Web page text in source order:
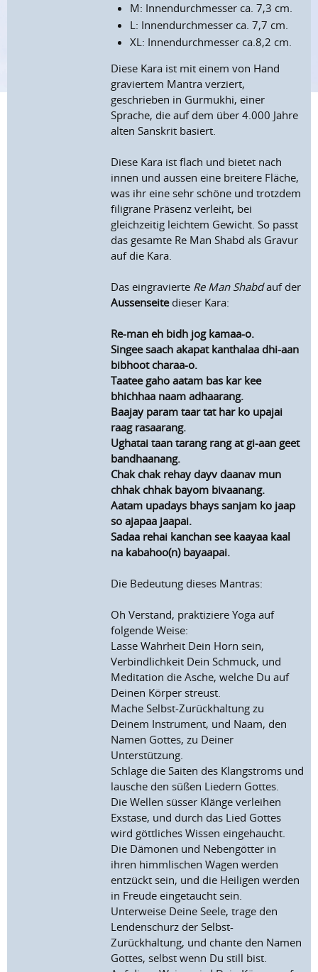
M: Innendurchmesser ca. 7,3 cm.
L: Innendurchmesser ca. 7,7 cm.
XL: Innendurchmesser ca.8,2 cm.
Diese Kara ist mit einem von Hand
graviertem Mantra verziert,
geschrieben in Gurmukhi, einer
Sprache, die auf dem über 4.000 Jahre
alten Sanskrit basiert.
Diese Kara ist flach und bietet nach
innen und aussen eine breitere Fläche,
was ihr eine sehr schöne und trotzdem
filigrane Präsenz verleiht, bei
gleichzeitig leichtem Gewicht. So passt
das gesamte Re Man Shabd als Gravur
auf die Kara.
Das eingravierte Re Man Shabdauf der
Aussenseitedieser Kara:
Re-man eh bidh jog kamaa-o.
Singee saach akapat kanthalaa dhi-aan
bibhoot charaa-o.
Taatee gaho aatam bas kar kee
bhichhaa naam adhaarang.
Baajay param taar tat har ko upajai
raag rasaarang.
Ughatai taan tarang rang at gi-aan geet
bandhaanang.
Chak chak rehay dayv daanav mun
chhak chhak bayom bivaanang.
Aatam upadays bhays sanjam ko jaap
so ajapaa jaapai.
Sadaa rehai kanchan see kaayaa kaal
na kabahoo(n) bayaapai.
Die Bedeutung dieses Mantras:
Oh Verstand, praktiziere Yoga auf
folgende Weise:
Lasse Wahrheit Dein Horn sein,
Verbindlichkeit Dein Schmuck, und
Meditation die Asche, welche Du auf
Deinen Körper streust.
Mache Selbst-Zurückhaltung zu
Deinem Instrument, und Naam, den
Namen Gottes, zu Deiner
Unterstützung.
Schlage die Saiten des Klangstroms und
lausche den süßen Liedern Gottes.
Die Wellen süsser Klänge verleihen
Exstase, und durch das Lied Gottes
wird göttliches Wissen eingehaucht.
Die Dämonen und Nebengötter in
ihren himmlischen Wagen werden
entzückt sein, und die Heiligen werden
in Freude eingetaucht sein.
Unterweise Deine Seele, trage den
Lendenschurz der Selbst-
Zurückhaltung, und chante den Namen
Gottes, selbst wenn Du still bist.